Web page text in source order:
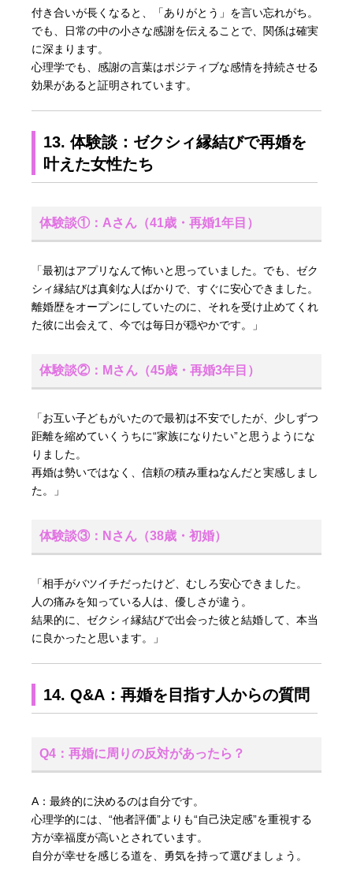
付き合いが長くなると、「ありがとう」を言い忘れがち。
でも、日常の中の小さな感謝を伝えることで、関係は確実
に深まります。
心理学でも、感謝の言葉はポジティブな感情を持続させる
効果があると証明されています。
13. 体験談：ゼクシィ縁結びで再婚を
叶えた女性たち
体験談①：Aさん（41歳・再婚1年目）
「最初はアプリなんて怖いと思っていました。でも、ゼク
シィ縁結びは真剣な人ばかりで、すぐに安心できました。
離婚歴をオープンにしていたのに、それを受け止めてくれ
た彼に出会えて、今では毎日が穏やかです。」
体験談②：Mさん（45歳・再婚3年目）
「お互い子どもがいたので最初は不安でしたが、少しずつ
距離を縮めていくうちに“家族になりたい”と思うようにな
りました。
再婚は勢いではなく、信頼の積み重ねなんだと実感しまし
た。」
体験談③：Nさん（38歳・初婚）
「相手がバツイチだったけど、むしろ安心できました。
人の痛みを知っている人は、優しさが違う。
結果的に、ゼクシィ縁結びで出会った彼と結婚して、本当
に良かったと思います。」
14. Q&A：再婚を目指す人からの質問
Q4：再婚に周りの反対があったら？
A：最終的に決めるのは自分です。
心理学的には、“他者評価”よりも“自己決定感”を重視する
方が幸福度が高いとされています。
自分が幸せを感じる道を、勇気を持って選びましょう。